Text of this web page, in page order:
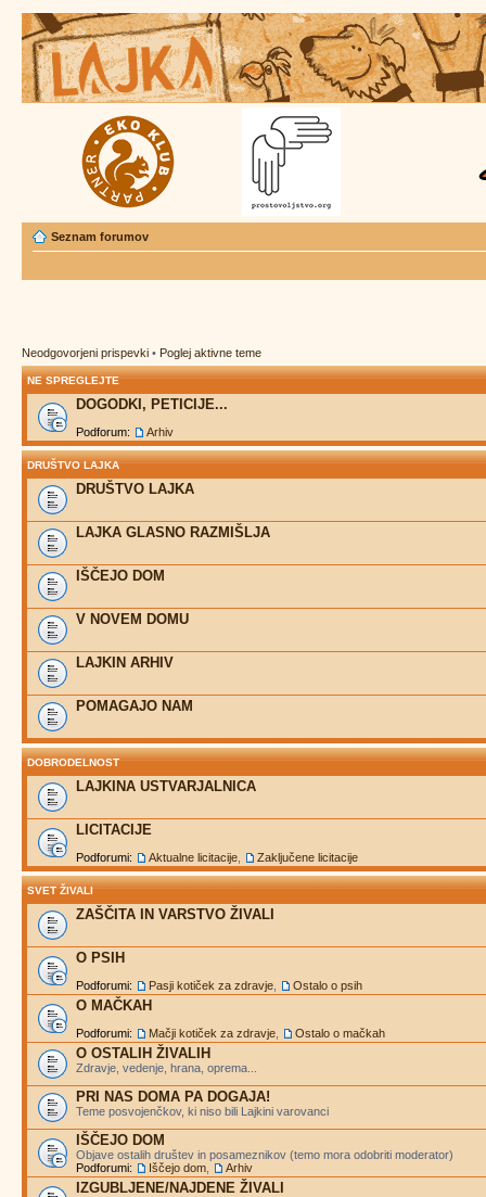
Seznam forumov
Neodgovorjeni prispevki • Poglej aktivne teme
NE SPREGLEJTE
DOGODKI, PETICIJE...
Podforum: Arhiv
DRUŠTVO LAJKA
DRUŠTVO LAJKA
LAJKA GLASNO RAZMIŠLJA
IŠČEJO DOM
V NOVEM DOMU
LAJKIN ARHIV
POMAGAJO NAM
DOBRODELNOST
LAJKINA USTVARJALNICA
LICITACIJE
Podforumi: Aktualne licitacije Zaključene licitacije
SVET ŽIVALI
ZAŠČITA IN VARSTVO ŽIVALI
O PSIH
Podforumi: Pasji kotiček za zdravje Ostalo o psih
O MAČKAH
Podforumi: Mačji kotiček za zdravje Ostalo o mačkah
O OSTALIH ŽIVALIH
Zdravje, vedenje, hrana, oprema...
PRI NAS DOMA PA DOGAJA!
Teme posvojenčkov, ki niso bili Lajkini varovanci
IŠČEJO DOM
Objave ostalih društev in posameznikov (temo mora odobriti moderator)
Podforumi:
Iščejo dom Arhiv
IZGUBLJENE/NAJDENE ŽIVALI